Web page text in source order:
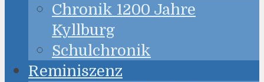
Chronik 1200 Jahre
Kyllburg
Schulchronik
Reminiszenz